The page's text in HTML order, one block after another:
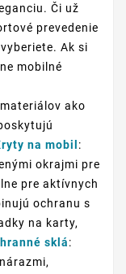
Či už
prevedenie
Ak si
mobilné
ako
na mobil :
okrajmi pre
pre aktívnych
ochranu s
na karty,
sklá: